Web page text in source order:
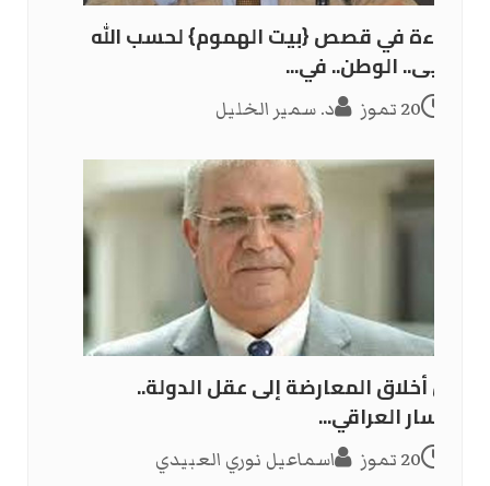
قراءة في قصص {بيت الهموم} لحسب الله
يحيى.. الوطن.. في...
20 تموز د. سمير الخليل
من أخلاق المعارضة إلى عقل الدولة..
اليسار العراقي...
20 تموز اسماعيل نوري العبيدي